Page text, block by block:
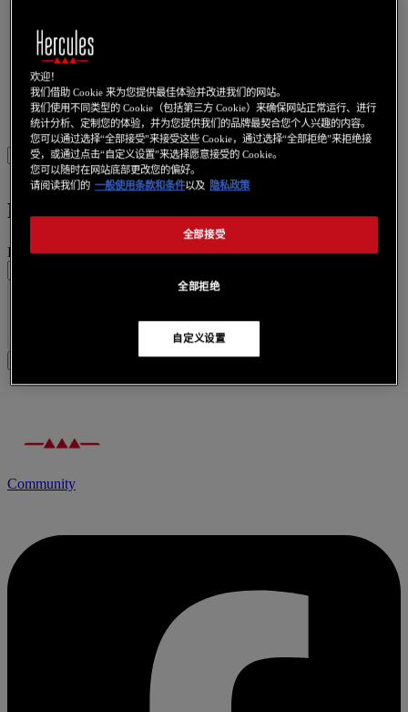
Dj 控制器
DJ 耳機
DJ 扩音器
其他
網路攝像頭 音效卡 无线上网 电力线通信 上网本 視訊卡
Sign in
Forgot Your Password?
Please enter your email
reset link
Email:
Community
欢迎！
我们借助 Cookie 来为您提供最佳体验并改进我们的网站。
我们使用不同类型的 Cookie（包括第三方 Cookie）来确保网站正常运行、进行
统计分析、定制您的体验，并为您提供我们的品牌最契合您个人兴趣的内容。
您可以通过选择“全部接受”来接受这些 Cookie，通过选择“全部拒绝”来拒绝接
受，或通过点击“自定义设置”来选择愿意接受的 Cookie。
您可以随时在网站底部更改您的偏好。
请阅读我们的 一般使用条款和条件以及 隐私政策
全部拒绝
全部接受
自定义设置